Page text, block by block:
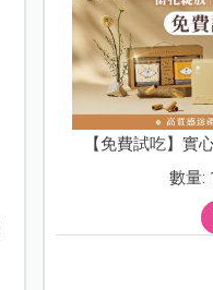
【免費試吃】實
數量: